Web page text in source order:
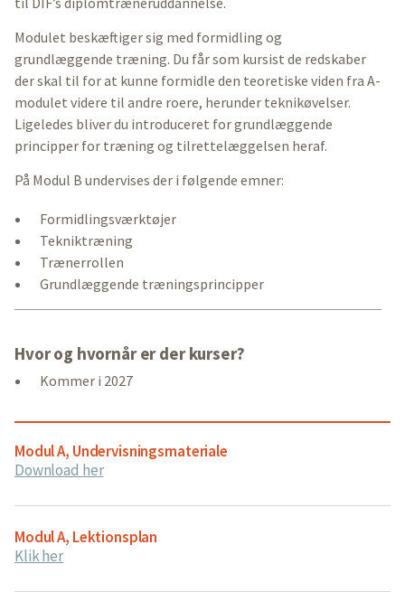
Modulet beskæftiger sig med formidling og
grundlæggende træning. Du får som kursist de redskaber
der skal til for at kunne formidle den teoretiske viden fra A-
modulet videre til andre roere, herunder teknikøvelser.
Ligeledes bliver du introduceret for grundlæggende
principper for træning og tilrettelæggelsen heraf.
På Modul B undervises der i følgende emner:
Formidlingsværktøjer
Tekniktræning
Trænerrollen
Grundlæggende træningsprincipper
Hvor og hvornår er der kurser?
Kommer i 2027
Modul A, Undervisningsmateriale
Download her
Modul A, Lektionsplan
Klik her